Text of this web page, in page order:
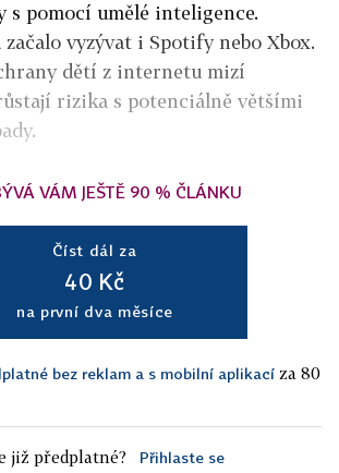
s pomocí umělé inteligence.
vyzývat i Spotify nebo Xbox.
dětí z internetu mizí
rizika s potenciálně většími
VÁM JEŠTĚ 90 % ČLÁNKU
Číst dál za
40 Kč
na první dva měsíce
bez reklam a s mobilní aplikací za 80
již předplatné? Přihlaste se